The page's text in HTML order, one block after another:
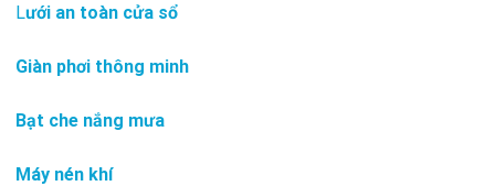
Lưới an toàn cửa sổ
Giàn phơi thông minh
Bạt che nắng mưa
Máy nén khí